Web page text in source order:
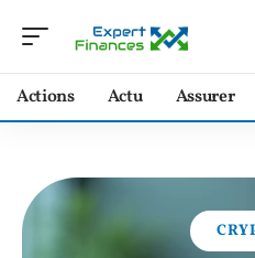
Actions Actu Assurer